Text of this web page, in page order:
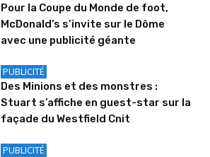
Pour la Coupe du Monde de foot,
McDonald’s s’invite sur le Dôme
avec une publicité géante
PUBLICITÉ
Des Minions et des monstres :
Stuart s’affiche en guest-star sur la
façade du Westfield Cnit
PUBLICITÉ